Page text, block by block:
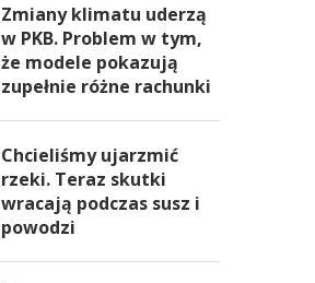
Zmiany klimatu uderzą
w PKB. Problem w tym,
że modele pokazują
zupełnie różne rachunki
Chcieliśmy ujarzmić
rzeki. Teraz skutki
wracają podczas susz i
powodzi